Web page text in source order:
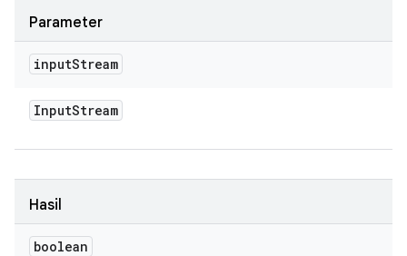
Parameter
inputStream
InputStream
Hasil
boolean